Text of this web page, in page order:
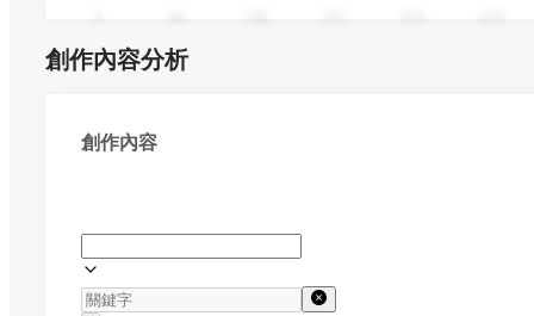
創作內容分析
創作內容